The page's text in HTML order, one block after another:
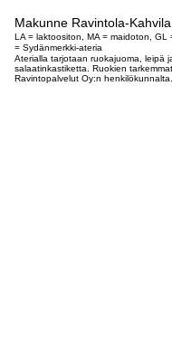
Makunne Ravintola-
LA = laktoositon, MA = maidoton,
= Sydänmerkki-ateria
Aterialla tarjotaan ruokajuoma, leipä
salaatinkastiketta. Ruokien
Ravintopalvelut Oy:n